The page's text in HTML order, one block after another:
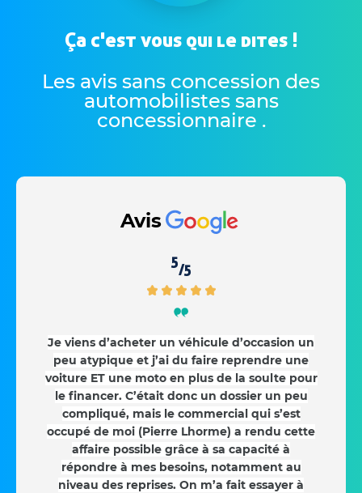
Ça c'est vous qui le dites !
Les avis sans concession des
automobilistes sans
concessionnaire .
Avis
5/5
Je viens d’acheter un véhicule d’occasion un
peu atypique et j’ai du faire reprendre une
voiture ET une moto en plus de la soulte pour
le financer. C’était donc un dossier un peu
compliqué, mais le commercial qui s’est
occupé de moi (Pierre Lhorme) a rendu cette
affaire possible grâce à sa capacité à
répondre à mes besoins, notamment au
niveau des reprises. On m’a fait essayer à